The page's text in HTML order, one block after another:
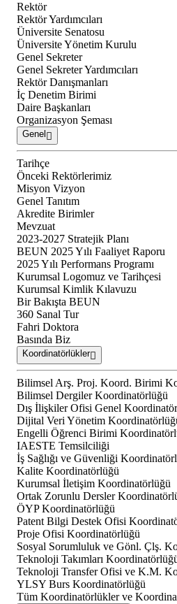
Rektör
Rektör Yardımcıları
Üniversite Senatosu
Üniversite Yönetim Kurulu
Genel Sekreter
Genel Sekreter Yardımcıları
Rektör Danışmanları
İç Denetim Birimi
Daire Başkanları
Organizasyon Şeması
Genel
Tarihçe
Önceki Rektörlerimiz
Misyon Vizyon
Genel Tanıtım
Akredite Birimler
Mevzuat
2023-2027 Stratejik Planı
BEUN 2025 Yılı Faaliyet Raporu
2025 Yılı Performans Programı
Kurumsal Logomuz ve Tarihçesi
Kurumsal Kimlik Kılavuzu
Bir Bakışta BEUN
360 Sanal Tur
Fahri Doktora
Basında Biz
Koordinatörlükler
Bilimsel Arş. Proj. Koord. Birimi
Bilimsel Dergiler Koordinatörlüğü
Dış İlişkiler Ofisi Genel
Dijital Veri Yönetim
Engelli Öğrenci Birimi
IAESTE Temsilciliği
İş Sağlığı ve Güvenliği
Kalite Koordinatörlüğü
Kurumsal İletişim Koordinatörlüğü
Ortak Zorunlu Dersler
ÖYP Koordinatörlüğü
Patent Bilgi Destek Ofisi
Proje Ofisi Koordinatörlüğü
Sosyal Sorumluluk ve Gönl. Çlş.
Teknoloji Takımları
Teknoloji Transfer Ofisi ve K.M.
YLSY Burs Koordinatörlüğü
Tüm Koordinatörlükler ve